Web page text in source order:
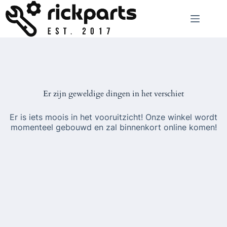
naar
de
inhoud
Er zijn geweldige dingen in het verschiet
Er is iets moois in het vooruitzicht! Onze winkel wordt
momenteel gebouwd en zal binnenkort online komen!